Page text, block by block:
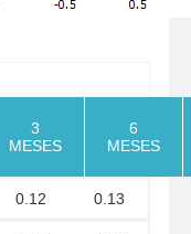
3
MESES
6
MESES
0.12 0.13